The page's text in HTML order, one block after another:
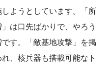
ようとしています。「所
は口先ばかりで、やろう
す。「敵基地攻撃」を掲
、核兵器も搭載可能なト